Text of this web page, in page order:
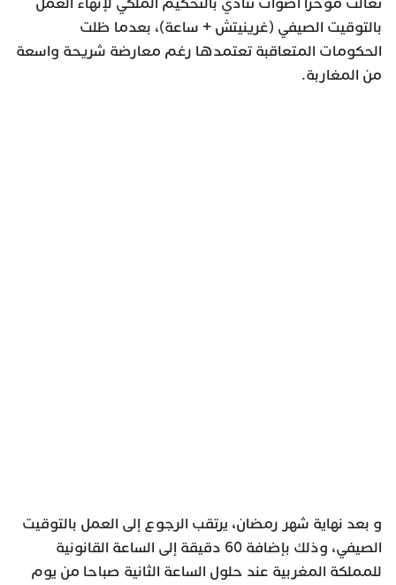
بالتوقيت الصيفي (غرينيتش + ساعة)، بعدما ظلت
الحكومات المتعاقبة تعتمدها رغم معارضة شريحة واسعة
من المغاربة.
و بعد نهاية شهر رمضان، يرتقب الرجوع إلى العمل بالتوقيت
الصيفي، وذلك بإضافة 60 دقيقة إلى الساعة القانونية
للمملكة المغربية عند حلول الساعة الثانية صباحا من يوم